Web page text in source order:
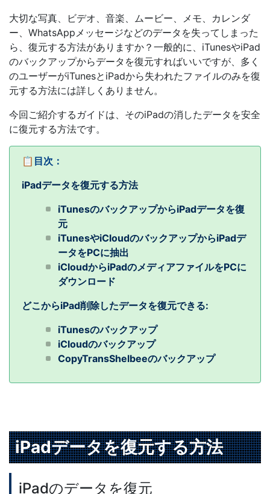
大切な写真、ビデオ、音楽、ムービー、メモ、カレンダ
ー、WhatsAppメッセージなどのデータを失ってしまった
ら、復元する方法がありますか？一般的に、iTunesやiPad
のバックアップからデータを復元すればいいですが、多く
のユーザーがiTunesとiPadから失われたファイルのみを復
元する方法には詳しくありません。
今回ご紹介するガイドは、そのiPadの消したデータを安全
に復元する方法です。
📋 目次：
iPadデータを復元する方法
iTunesのバックアップからiPadデータを復
元
iTunesやiCloudのバックアップからiPadデ
ータをPCに抽出
iCloudからiPadのメディアファイルをPCに
ダウンロード
どこからiPad削除したデータを復元できる:
iTunesのバックアップ
iCloudのバックアップ
CopyTransShelbeeのバックアップ
iPadデータを復元する方法
iPadのデータを復元